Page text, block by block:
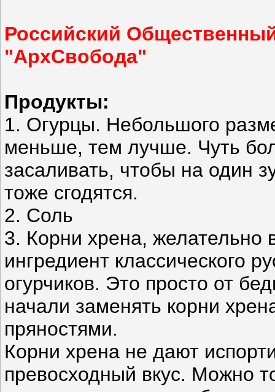
Российский
"АрхСвобода"
Продукты:
1. Огурцы. Небольшого
меньше, тем лучше. Чуть
засаливать, чтобы на один
тоже сгодятся.
2. Соль
3. Корни хрена,
ингредиент классического
огурчиков. Это просто от
начали заменять корни
пряностями.
Корни хрена не дают
превосходный вкус. Можно